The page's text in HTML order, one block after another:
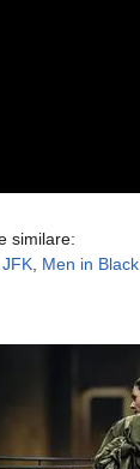
similare:
JFK Men in Black